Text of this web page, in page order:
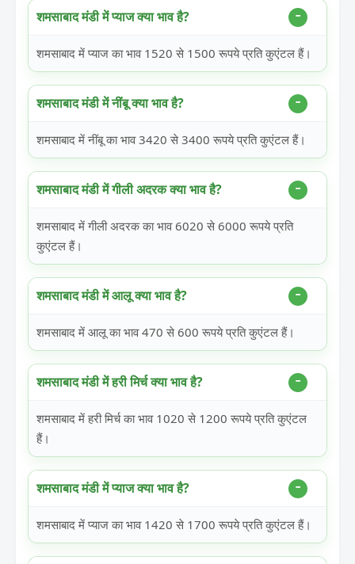
शमसाबाद मंडी में प्याज क्या भाव है?
शमसाबाद में प्याज का भाव 1520 से 1500 रूपये प्रति कुएंटल हैं।
शमसाबाद मंडी में नींबू क्या भाव है?
शमसाबाद में नींबू का भाव 3420 से 3400 रूपये प्रति कुएंटल हैं।
शमसाबाद मंडी में गीली अदरक क्या भाव है?
शमसाबाद में गीली अदरक का भाव 6020 से 6000 रूपये प्रति
कुएंटल हैं।
शमसाबाद मंडी में आलू क्या भाव है?
शमसाबाद में आलू का भाव 470 से 600 रूपये प्रति कुएंटल हैं।
शमसाबाद मंडी में हरी मिर्च क्या भाव है?
शमसाबाद में हरी मिर्च का भाव 1020 से 1200 रूपये प्रति कुएंटल
हैं।
शमसाबाद मंडी में प्याज क्या भाव है?
शमसाबाद में प्याज का भाव 1420 से 1700 रूपये प्रति कुएंटल हैं।